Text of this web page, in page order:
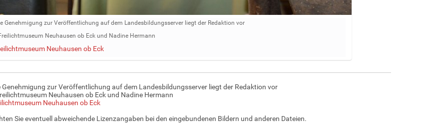
Genehmigung zur Veröffentlichung auf dem Landesbildungsserver liegt der Redaktion vor
Neuhausen ob Eck und Nadine Hermann
Neuhausen ob Eck
Genehmigung zur Veröffentlichung auf dem Landesbildungsserver liegt der Redaktion vor
Neuhausen ob Eck und Nadine Hermann
Neuhausen ob Eck
Sie eventuell abweichende Lizenzangaben bei den eingebundenen Bildern und anderen Dateien.